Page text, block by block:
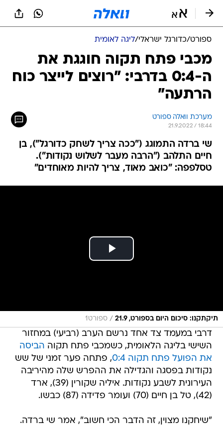
ספורט/כדורגל ישראלי/ליגה לאומית
מכבי פתח תקוה חוגגת את
ה-0:4 בדרבי: "רוצים לייצר כוח
הרתעה"
מערכת וואלה ספורט
21.9.2022 / 18:44
שי ברדה התמוגג ("ככה צריך לשחק כדורגל"), בן
חיים התלהב ("הרבה מעבר לשלוש נקודות").
טסלפפה: "כואב מאוד, צריך להיות מאוחדים"
תיקתקנו: סיכום היום בספורט, 21.9 / ספורט1
דרבי במעמד צד אחד נרשם הערב (רביעי) במחזור
השישי בליגה הלאומית, כשמכבי פתח תקוה הביסה
את הפועל פתח תקוה 0:4
, פתחה פער זמני של שש
נקודות בפסגה והגדילה את ההפרש שלה מהיריבה
העירונית לשבע נקודות. איליה שקורין (39), ארד
(42), טל בן חיים (70) ועומר פדידה (87) כבשו.
"שיחקנו מצוין, זה הדבר הכי חשוב", אמר שי ברדה.